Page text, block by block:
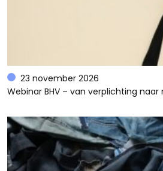
23 november 2026
Webinar BHV – van verplichting